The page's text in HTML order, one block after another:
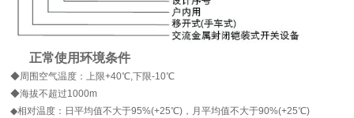
正常使用环境条件
◆周围空气温度：上限+40℃,下限-10℃
◆海拔不超过1000m
◆相对温度：日平均值不大于95%(+25℃)，月平均值不大于90%(+25℃)